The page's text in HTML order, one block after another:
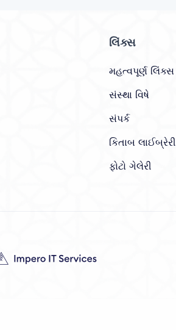
લિંક્સ
મહત્વપૂર્ણ લિંક્સ
સંસ્થા વિષે
સંપર્ક
કિતાબ લાઈબ્રેરી
ફોટો ગેલેરી